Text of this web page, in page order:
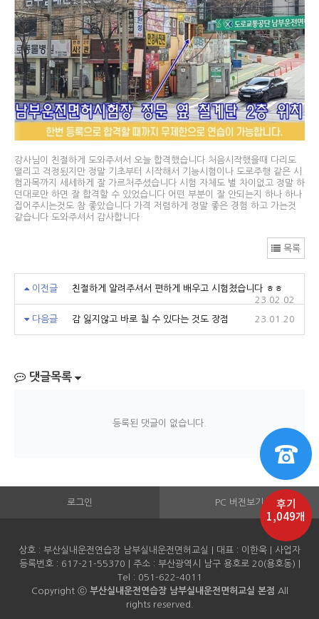
강사님이 친절하게 도와주셔서 오늘 합격했습니다 처음시작했을때 다리도
떨리고 걱정됬지만 정말 기초부터 시작해서 기능시험이나 도로주행 같은 시
험과목까지 세세하게 잘 가르처주셨습니다 시험 자체도 별 차이없고 정말 하
던대로만 하면 잘 합격할 수 있었습니다 어떤 부분이 잘 안되는지 하나 하나
집어주시는것도 참 좋았습니다 가격 저렴하게 정말 좋은 경험 하고 가는것
같습니다 도와주셔서 감사합니다
목록
이전글
친절하게 알려주셔서 편하게 배우고 시험쳤습니다 ㅎㅎ
23.02.02
다음글 감 잃지않고 바로 칠 수 있다는 것도 장점 23.01.20
댓글목록
등록된 댓글이 없습니다.
후기
1,049개
로그인 PC 버전보기
상호 : 부산실내운전연습장 남부실내운전면허교실 | 대표 : 이한욱 | 사업자
등록번호 : 617-21-55370 | 주소 : 부산광역시 남구 용호로 20(용호동) |
Tel : 051-622-4011
Copyright ⓒ 부산실내운전연습장 남부실내운전면허교실 본점 All
rights reserved.